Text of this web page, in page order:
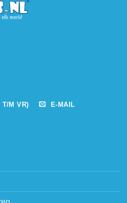
T/M VR) E-MAIL